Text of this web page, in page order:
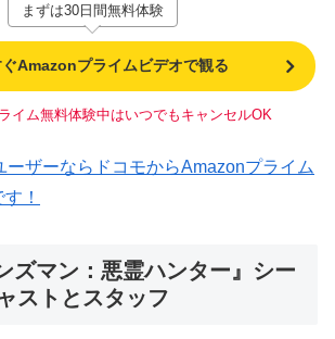
まずは30日間無料体験
ぐAmazonプライムビデオで観る
イム無料体験中はいつでもキャンセルOK
ーザーならドコモからAmazonプライム
！
ズマン：悪霊ハンター』シー
ストとスタッフ